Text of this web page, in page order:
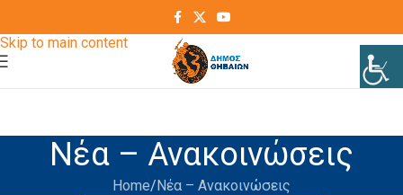
Skip to main content
Νέα – Ανακοινώσεις
Home Νέα – Ανακοινώσεις